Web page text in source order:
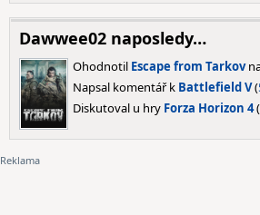
Dawwee02 naposledy…
Ohodnotil Escape from Tarkov
Napsal komentář k Battlefield V(
Diskutoval u hry Forza Horizon 4(